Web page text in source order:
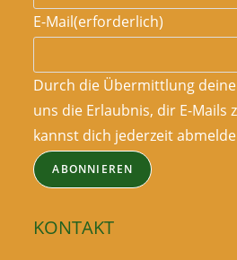
E-Mail(erforderlich)
Durch die Übermittlung
uns die Erlaubnis, dir E-Mails
kannst dich jederzeit
ABONNIEREN
KONTAKT